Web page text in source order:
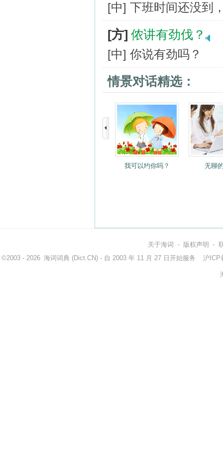
[中] 下班时间还没到
[方] 侬讲有劲伐？
[中] 你说有劲吗？
情景对话精选：
我可以约你吗？ 无聊
关于海词 - 版权声明 -
©2003 - 2026 海词词典 (Dict.CN) - 自 2003 年 11 月 27 日开始服务 沪ICP